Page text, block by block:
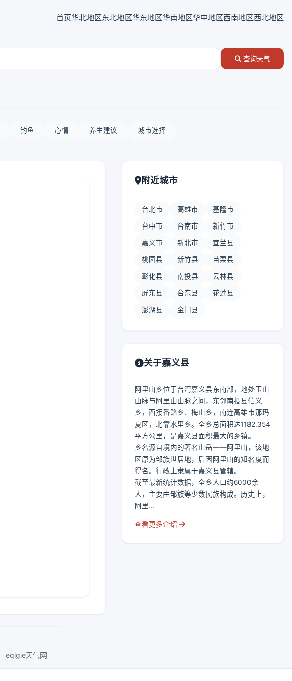
首页华北地区东北地区华东地区华南地区华中地区西南地区西北地区
查询天气
钓鱼 心情 养生建议 城市选择
附近城市
台北市 高雄市 基隆市
台中市 台南市 新竹市
嘉义市 新北市 宜兰县
桃园县 新竹县 苗栗县
彰化县 南投县 云林县
屏东县 台东县 花莲县
澎湖县 金门县
关于嘉义县
阿里山乡位于台湾嘉义县东南部，地处玉山
山脉与阿里山山脉之间，东邻南投县信义
乡，西接番路乡、梅山乡，南连高雄市那玛
夏区，北靠水里乡。全乡总面积达1182.354
平方公里，是嘉义县面积最大的乡镇。
乡名源自境内的著名山岳——阿里山，该地
区原为邹族世居地，后因阿里山的知名度而
得名。行政上隶属于嘉义县管辖。
截至最新统计数据，全乡人口约6000余
人，主要由邹族等少数民族构成。历史上，
阿里...
查看更多介绍
eqlgie天气网